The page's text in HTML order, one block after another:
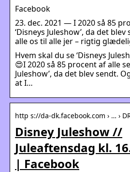
Facebook
23. dec. 2021 — I 2020 så 85
‘Disneys Juleshow’, da det
alle os til alle jer – rigtig
Hvem skal du se ‘Disneys
😍I 2020 så 85 procent af alle
Juleshow’, da det blev sendt.
at I…
http s://da-dk.facebook.com › … ›
Disney Juleshow //
Juleaftensdag kl.
| Facebook